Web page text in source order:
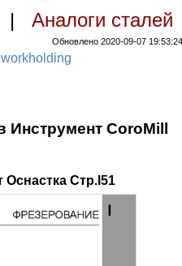
| Аналоги сталей
Обновлено 2020-09-07 19:53:24
CoroMill
Стр.I51